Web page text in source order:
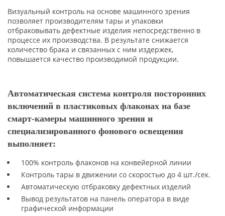
Визуальный контроль на основе машинного зрения
позволяет производителям тары и упаковки
отбраковывать дефектные изделия непосредственно в
процессе их производства. В результате снижается
количество брака и связанных с ним издержек,
повышается качество производимой продукции.
Автоматическая система контроля посторонних
включений в пластиковых флаконах на базе
смарт-камеры машинного зрения и
специализированного фонового освещения
выполняет:
100% контроль флаконов на конвейерной линии
Контроль тары в движении со скоростью до 4 шт./сек.
Автоматическую отбраковку дефектных изделий
Вывод результатов на панель оператора в виде
графической информации